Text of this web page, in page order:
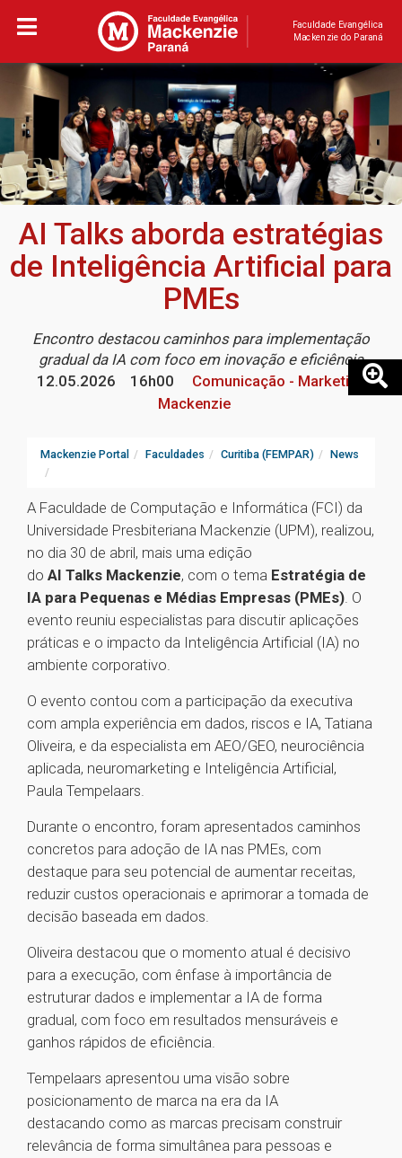
Faculdade Evangélica
Mackenzie do Paraná
AI Talks aborda estratégias
de Inteligência Artificial para
PMEs
Encontro destacou caminhos para implementação
gradual da IA com foco em inovação e eficiência
12.05.2026
16h00
Comunicação - Marketing
Mackenzie
Mackenzie Portal Faculdades Curitiba (FEMPAR) News
A Faculdade de Computação e Informática (FCI) da
Universidade Presbiteriana Mackenzie (UPM), realizou,
no dia 30 de abril, mais uma edição
do AI Talks Mackenzie, com o tema Estratégia de
IA para Pequenas e Médias Empresas (PMEs). O
evento reuniu especialistas para discutir aplicações
práticas e o impacto da Inteligência Artificial (IA) no
ambiente corporativo.
O evento contou com a participação da executiva
com ampla experiência em dados, riscos e IA, Tatiana
Oliveira, e da especialista em AEO/GEO, neurociência
aplicada, neuromarketing e Inteligência Artificial,
Paula Tempelaars.
Durante o encontro, foram apresentados caminhos
concretos para adoção de IA nas PMEs, com
destaque para seu potencial de aumentar receitas,
reduzir custos operacionais e aprimorar a tomada de
decisão baseada em dados.
Oliveira destacou que o momento atual é decisivo
para a execução, com ênfase à importância de
estruturar dados e implementar a IA de forma
gradual, com foco em resultados mensuráveis e
ganhos rápidos de eficiência.
Tempelaars apresentou uma visão sobre
posicionamento de marca na era da IA
destacando como as marcas precisam construir
relevância de forma simultânea para pessoas e